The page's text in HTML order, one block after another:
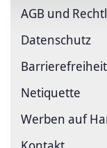
AGB und
Datenschutz
Netiquette
Werben auf